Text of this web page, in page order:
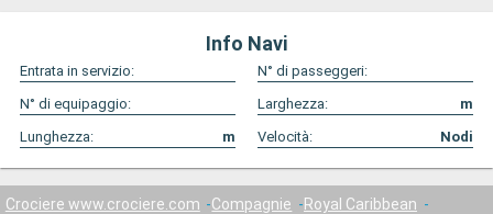
Info Navi
Entrata in servizio:
N° di passeggeri:
N° di equipaggio:
Larghezza:
m
Lunghezza:
m Velocità: Nodi
Crociere www.crociere.com Compagnie
Royal Caribbean